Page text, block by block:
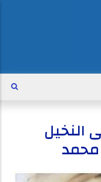
النخيل
محمد